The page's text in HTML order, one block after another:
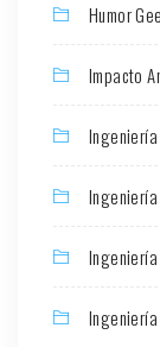
Humor
Impacto